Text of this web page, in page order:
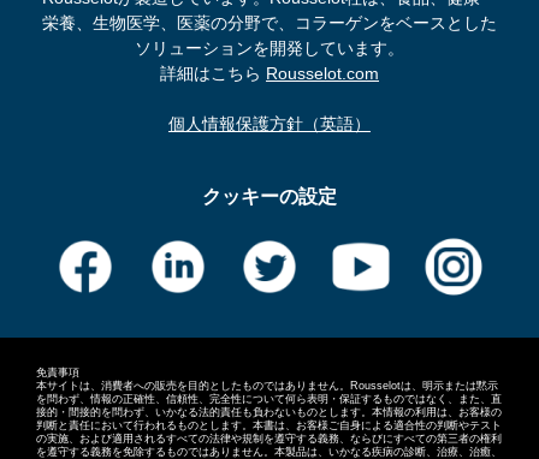
栄養、生物医学、医薬の分野で、コラーゲンをベースとした
ソリューションを開発しています。
詳細はこちら Rousselot.com
個人情報保護方針（英語）
クッキーの設定
免責事項
本サイトは、消費者への販売を目的としたものではありません。Rousselotは、明示または黙示
を問わず、情報の正確性、信頼性、完全性について何ら表明・保証するものではなく、また、直
接的・間接的を問わず、いかなる法的責任も負わないものとします。本情報の利用は、お客様の
判断と責任において行われるものとします。本書は、お客様ご自身による適合性の判断やテスト
の実施、および適用されるすべての法律や規制を遵守する義務、ならびにすべての第三者の権利
を遵守する義務を免除するものではありません。本製品は、いかなる疾病の診断、治療、治癒、